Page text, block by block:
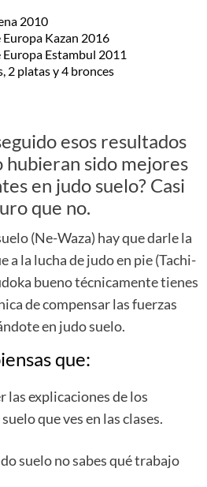
2010
Kazan 2016
Estambul 2011
2 platas y 4 bronces
esos resultados
hubieran sido mejores
en judo suelo? Casi
que no.
(Ne-Waza) hay que darle la
a la lucha de judo en pie (Tachi-
bueno técnicamente tienes
de compensar las fuerzas
en judo suelo.
que:
las explicaciones de los
que ves en las clases.
suelo no sabes qué trabajo